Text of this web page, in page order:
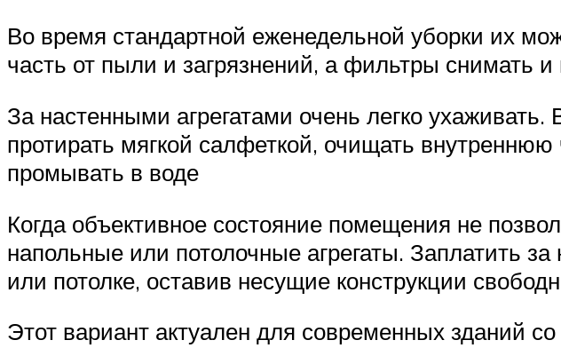
Во время стандартной еженедельной уборки их
часть от пыли и загрязнений, а фильтры снимать
За настенными агрегатами очень легко
протирать мягкой салфеткой, очищать
промывать в воде
Когда объективное состояние помещения не
напольные или потолочные агрегаты. Заплатить
или потолке, оставив несущие конструкции
Этот вариант актуален для современных зданий